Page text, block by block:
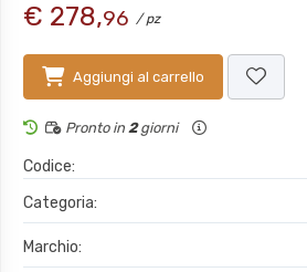
€ 278,96 / pz
Aggiungi al carrello
Pronto in 2giorni
Codice:
Categoria:
Marchio: